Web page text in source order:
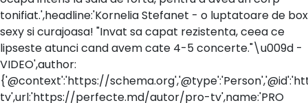
tonifiat.',headline:'Kornelia Stefanet - o luptatoare de box
sexy si curajoasa! "Invat sa capat rezistenta, ceea ce
lipseste atunci cand avem cate 4-5 concerte."\u009d -
VIDEO',author:
{'@context':'https://
tv',url:'https://perfecte.md/autor/pro-tv',name:'PRO